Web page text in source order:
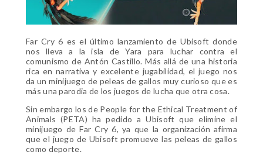
Far Cry 6 es el último lanzamiento de Ubisoft donde
nos lleva a la isla de Yara para luchar contra el
comunismo de Antón Castillo. Más allá de una historia
rica en narrativa y excelente jugabilidad, el juego nos
da un minijuego de peleas de gallos muy curioso que es
más una parodia de los juegos de lucha que otra cosa.
Sin embargo los de People for the Ethical Treatment of
Animals (PETA) ha pedido a Ubisoft que elimine el
minijuego de Far Cry 6, ya que la organización afirma
que el juego de Ubisoft promueve las peleas de gallos
como deporte.